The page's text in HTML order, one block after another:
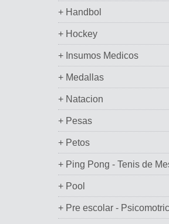
+ Handbol
+ Hockey
+ Insumos Medicos
+ Medallas
+ Natacion
+ Pesas
+ Petos
+ Ping Pong - Tenis de
+ Pool
+ Pre escolar -